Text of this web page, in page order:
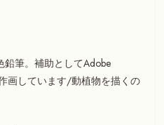
筆。補助としてAdobe
画しています/動植物を描くの